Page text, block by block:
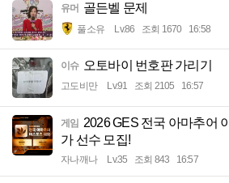
유머 골든벨 문제
풀소유 Lv.86 조회 1670 16:58
이슈 오토바이 번호판 가리기
고도비만 Lv.91 조회 2105 16:57
게임
2026 GES 전국 아마추어
가 선수 모집!
자나깨나 Lv.35 조회 843 16:57